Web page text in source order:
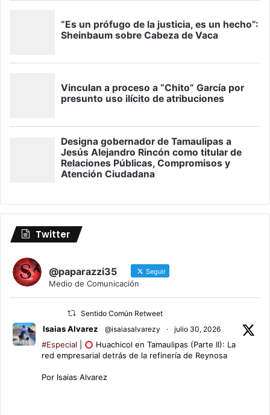
Twitter
@paparazzi35 Seguir
Medio de Comunicación
Sentido Común Retweet
Isaias Alvarez @isaiasalvarezy · julio 30, 2026
#Especial
Huachicol en Tamaulipas (Parte II): La
red empresarial detrás de la refinería de Reynosa
Por Isaias Alvarez